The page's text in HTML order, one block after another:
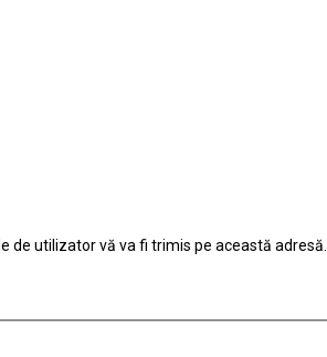
de utilizator vă va fi trimis pe această adresă.